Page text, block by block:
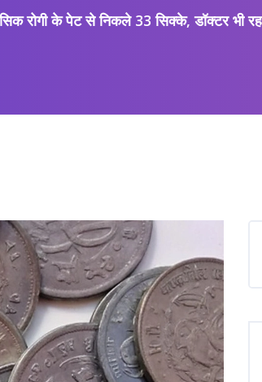
रोगी के पेट से निकले 33 सिक्के, डॉक्टर भी